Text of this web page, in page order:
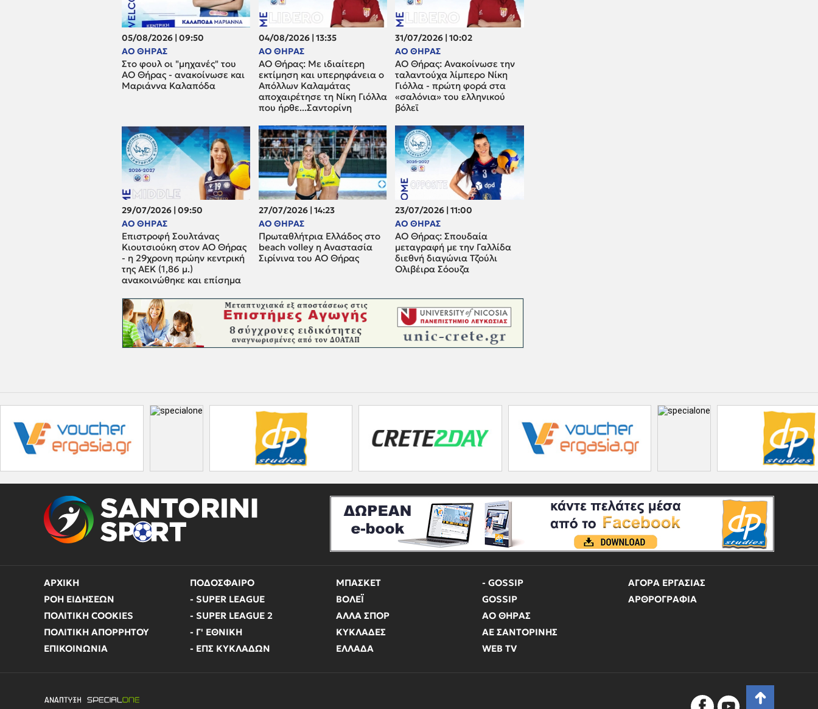
05/08/2026 | 09:50
ΑΟ ΘΗΡΑΣ
Στο φουλ οι "μηχανές" του
ΑΟ Θήρας - ανακοίνωσε και
Μαριάννα Καλαπόδα
04/08/2026 | 13:35
ΑΟ ΘΗΡΑΣ
ΑΟ Θήρας: Με ιδιαίτερη
εκτίμηση και υπερηφάνεια ο
Απόλλων Καλαμάτας
αποχαιρέτησε τη Νίκη Γιόλλα
που ήρθε...Σαντορίνη
31/07/2026 | 10:02
ΑΟ ΘΗΡΑΣ
ΑΟ Θήρας: Ανακοίνωσε την
ταλαντούχα λίμπερο Νίκη
Γιόλλα - πρώτη φορά στα
«σαλόνια» του ελληνικού
βόλεϊ
29/07/2026 | 09:50
ΑΟ ΘΗΡΑΣ
Επιστροφή Σουλτάνας
Κιουτσιούκη στον ΑΟ Θήρας
- η 29χρονη πρώην κεντρική
της ΑΕΚ (1,86 μ.)
ανακοινώθηκε και επίσημα
27/07/2026 | 14:23
ΑΟ ΘΗΡΑΣ
Πρωταθλήτρια Ελλάδος στο
beach volley η Αναστασία
Σιρίνινα του ΑΟ Θήρας
23/07/2026 | 11:00
ΑΟ ΘΗΡΑΣ
ΑΟ Θήρας: Σπουδαία
μεταγραφή με την Γαλλίδα
διεθνή διαγώνια Τζούλι
Ολιβέιρα Σόουζα
ΑΡΧΙΚΗ
ΡΟΗ ΕΙΔΗΣΕΩΝ
ΠΟΛΙΤΙΚΗ COOKIES
ΠΟΛΙΤΙΚΗ ΑΠΟΡΡΗΤΟΥ
ΕΠΙΚΟΙΝΩΝΙΑ
ΠΟΔΟΣΦΑΙΡΟ
- SUPER LEAGUE
- SUPER LEAGUE 2
- Γ' ΕΘΝΙΚΗ
- ΕΠΣ ΚΥΚΛΑΔΩΝ
ΜΠΑΣΚΕΤ
ΒΟΛΕΪ
ΑΛΛΑ ΣΠΟΡ
ΚΥΚΛΑΔΕΣ
ΕΛΛΑΔΑ
- GOSSIP
GOSSIP
ΑΟ ΘΗΡΑΣ
ΑΕ ΣΑΝΤΟΡΙΝΗΣ
WEB TV
ΑΓΟΡΑ ΕΡΓΑΣΙΑΣ
ΑΡΘΡΟΓΡΑΦΙΑ